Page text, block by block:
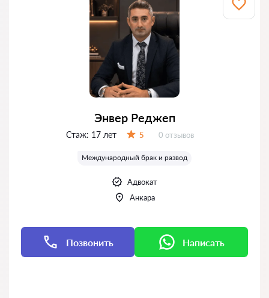
Энвер Реджеп
Стаж: 17 лет 5 Отзывов:
0 отзывов
Международный брак и развод
Адвокат
Анкара
Позвонить Написать